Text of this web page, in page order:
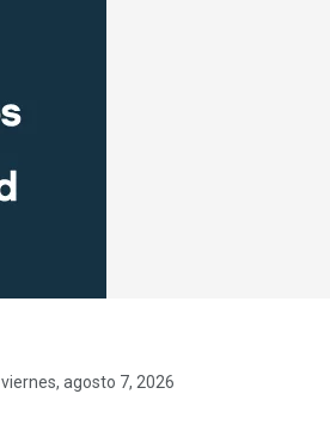
viernes, agosto 7, 2026